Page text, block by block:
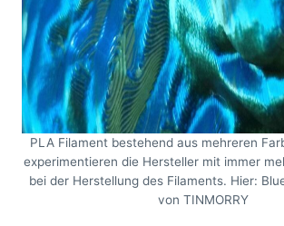
PLA Filament bestehend aus mehreren
experimentieren die Hersteller mit immer
bei der Herstellung des Filaments. Hier:
von TINMORRY